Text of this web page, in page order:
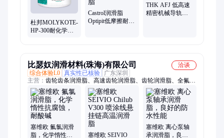
低温润滑脂、THK油脂、NSK油脂、摩力克润滑油
杜邦MOLYKOTE-
HP-300耐化学腐
Castrol润滑脂
Optipit低摩擦耐磨
THK AFJ 低高速
精密机械导轨丝
比瑟奴润滑材料(珠海)有限公司
洽谈
综合体验L0 真实性已核验
广东深圳
主营： 齿轮齿条润滑脂、高速齿轮润滑脂、齿轮润滑脂、全氟聚
醚润滑脂、真空润滑脂、粉末冶金齿轮润滑脂
塞维欧 氟氯润滑
脂，化学惰性抗
塞维欧 SEIVIO
塞维欧 离心泵轴
承润滑脂，良好